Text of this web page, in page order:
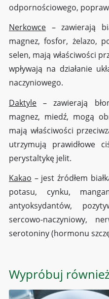
odpornościowego,
Nerkowce – zawierają
magnez, fosfor, żelazo,
selen, mają właściwości
wpływają na działanie
naczyniowego.
Daktyle – zawierają
magnez, miedź, mogą
mają właściwości
utrzymują prawidłowe
perystaltykę jelit.
Kakao – jest źródłem
potasu, cynku,
antyoksydantów,
sercowo-naczyniowy,
serotoniny (hormonu
Wypróbuj